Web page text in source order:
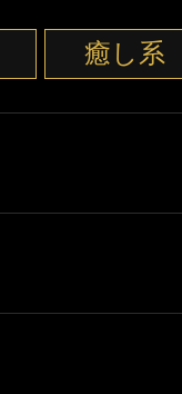
癒し系